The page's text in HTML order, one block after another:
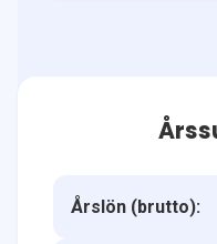
Årslön (brutto):